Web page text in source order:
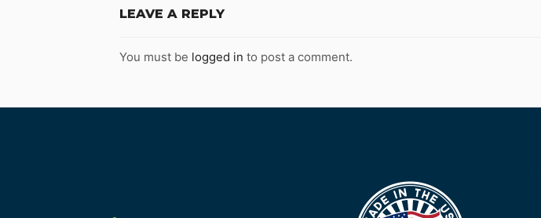
LEAVE A REPLY
You must be logged in to post a comment.